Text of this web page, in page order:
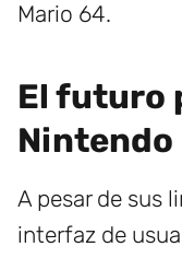
Mario 64.
El futuro
Nintendo
A pesar de sus
interfaz de